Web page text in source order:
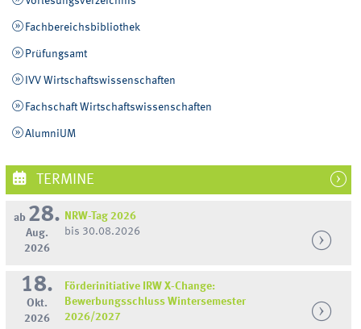
Fachbereichsbibliothek
Prüfungsamt
IVV Wirtschaftswissenschaften
Fachschaft Wirtschaftswissenschaften
AlumniUM
TERMINE
ab 28.
Aug.
2026
NRW-Tag 2026
bis 30.08.2026
18.
Okt.
2026
Förderinitiative IRW X-Change:
Bewerbungsschluss Wintersemester
2026/2027